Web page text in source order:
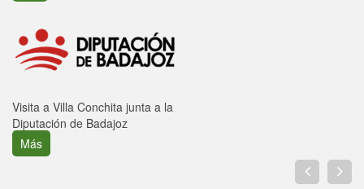
Visita a Villa Conchita junta a la
Diputación de Badajoz
Más